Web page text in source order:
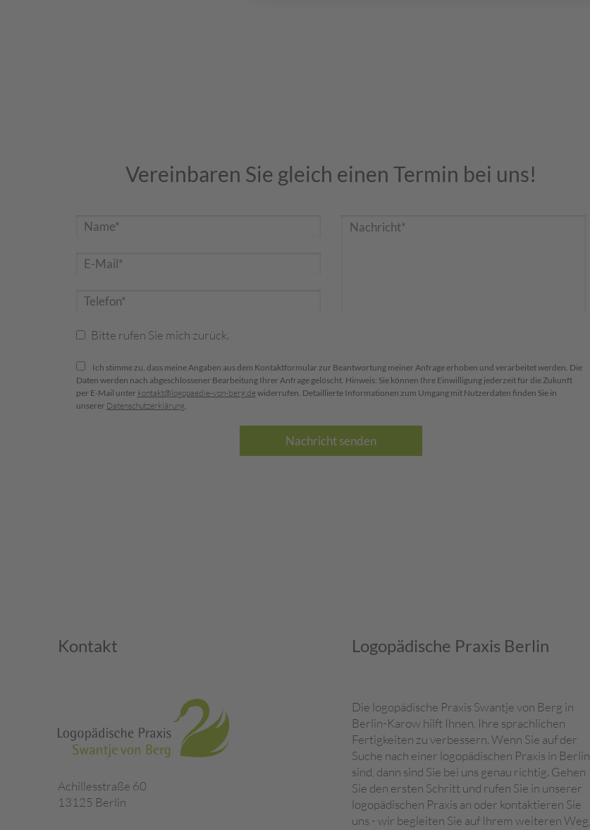
Vereinbaren Sie gleich einen Termin bei uns!
Bitte rufen Sie mich zurück.
Ich stimme zu, dass meine Angaben aus dem Kontaktformular zur Beantwortung meiner Anfrage erhoben und verarbeitet werden. Die
Daten werden nach abgeschlossener Bearbeitung Ihrer Anfrage gelöscht. Hinweis: Sie können Ihre Einwilligung jederzeit für die Zukunft
per E-Mail unter kontakt@logopaedie-von-berg.dewiderrufen. Detaillierte Informationen zum Umgang mit Nutzerdaten finden Sie in
unserer Datenschutzerklärung.
Nachricht senden
Kontakt
Achillesstraße 60
13125 Berlin
Logopädische Praxis Berlin
Die logopädische Praxis Swantje von Berg in
Berlin-Karow hilft Ihnen, Ihre sprachlichen
Fertigkeiten zu verbessern. Wenn Sie auf der
Suche nach einer logopädischen Praxis in Berlin
sind, dann sind Sie bei uns genau richtig. Gehen
Sie den ersten Schritt und rufen Sie in unserer
logopädischen Praxis an oder kontaktieren Sie
uns - wir begleiten Sie auf Ihrem weiteren Weg,